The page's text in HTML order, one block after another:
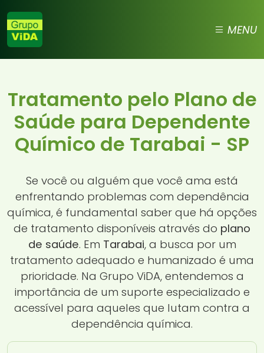
MENU
Tratamento pelo Plano de
Saúde para Dependente
Químico de Tarabai - SP
Se você ou alguém que você ama está
enfrentando problemas com dependência
química, é fundamental saber que há opções
de tratamento disponíveis através do plano
de saúde. Em Tarabai, a busca por um
tratamento adequado e humanizado é uma
prioridade. Na Grupo ViDA, entendemos a
importância de um suporte especializado e
acessível para aqueles que lutam contra a
dependência química.